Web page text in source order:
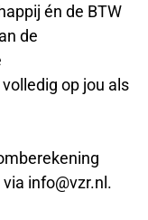
én de BTW
de
op jou als
info@vzr.nl.